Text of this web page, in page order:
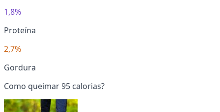
1,8%
Proteína
2,7%
Gordura
Como queimar 95 calorias?